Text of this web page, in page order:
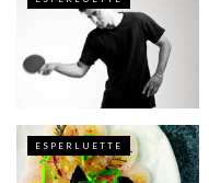
ESPERLUETTE